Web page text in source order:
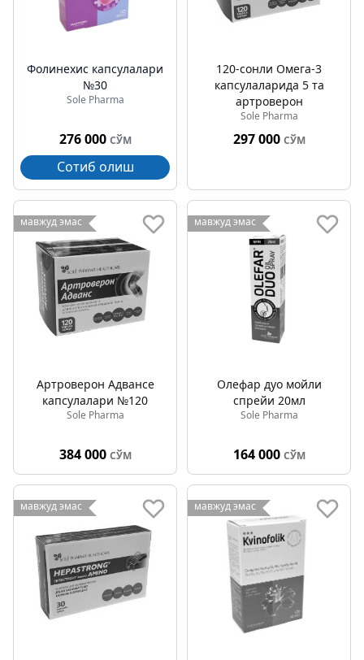
Фолинехис капсулалари
№30
Sole Pharma
276 000 СЎМ
Сотиб олиш
120-сонли Омега-3
капсулаларида 5 та
артроверон
Sole Pharma
297 000 СЎМ
мавжуд эмас
Артроверон Адванcе
капсулалари №120
Sole Pharma
384 000 СЎМ
мавжуд эмас
Олефар дуо мойли
спрейи 20мл
Sole Pharma
164 000 СЎМ
мавжуд эмас мавжуд эмас